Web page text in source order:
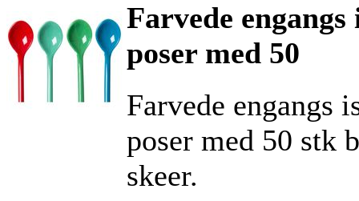
Farvede
poser med 50
Farvede engangs
poser med 50 stk
skeer.